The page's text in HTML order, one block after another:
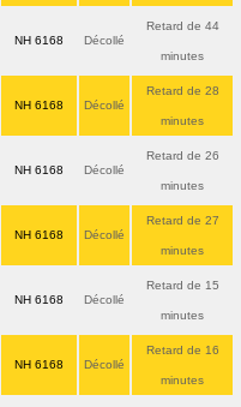
NH 6168 Décollé
Retard de 44
minutes
NH 6168 Décollé
Retard de 28
minutes
NH 6168 Décollé
Retard de 26
minutes
NH 6168 Décollé
Retard de 27
minutes
NH 6168 Décollé
Retard de 15
minutes
NH 6168 Décollé
Retard de 16
minutes